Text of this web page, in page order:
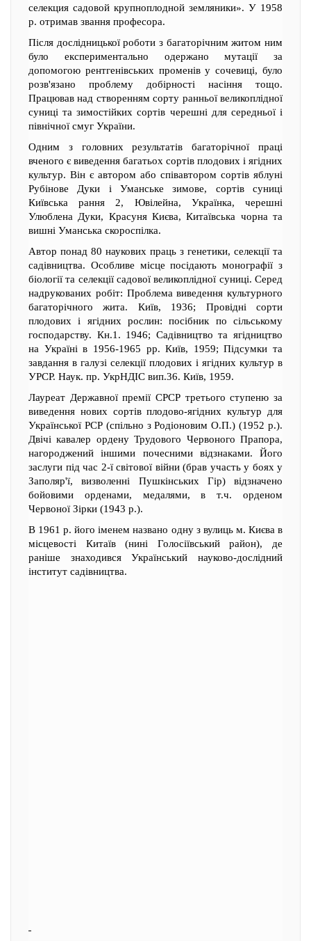
селекция садовой крупноплодной земляники». У 1958
р. отримав звання професора.
Після дослідницької роботи з багаторічним житом ним
було експериментально одержано мутації за
допомогою рентгенівських променів у сочевиці, було
розв'язано проблему добірності насіння тощо.
Працював над створенням сорту ранньої великоплідної
суниці та зимостійких сортів черешні для середньої і
північної смуг України.
Одним з головних результатів багаторічної праці
вченого є виведення багатьох сортів плодових і ягідних
культур. Він є автором або співавтором сортів яблуні
Рубінове Дуки і Уманське зимове, сортів суниці
Київська рання 2, Ювілейна, Українка, черешні
Улюблена Дуки, Красуня Києва, Китаївська чорна та
вишні Уманська скороспілка.
Автор понад 80 наукових праць з генетики, селекції та
садівництва. Особливе місце посідають монографії з
біології та селекції садової великоплідної суниці. Серед
надрукованих робіт: Проблема виведення культурного
багаторічного жита. Київ, 1936; Провідні сорти
плодових і ягідних рослин: посібник по сільському
господарству. Кн.1. 1946; Садівництво та ягідництво
на Україні в 1956-1965 рр. Київ, 1959; Підсумки та
завдання в галузі селекції плодових і ягідних культур в
УРСР. Наук. пр. УкрНДІС вип.36. Київ, 1959.
Лауреат Державної премії СРСР третього ступеню за
виведення нових сортів плодово-ягідних культур для
Української РСР (спільно з Родіоновим О.П.) (1952 р.).
Двічі кавалер ордену Трудового Червоного Прапора,
нагороджений іншими почесними відзнаками. Його
заслуги під час 2-ї світової війни (брав участь у боях у
Заполяр'ї, визволенні Пушкінських Гір) відзначено
бойовими орденами, медалями, в т.ч. орденом
Червоної Зірки (1943 р.).
В 1961 р. його іменем названо одну з вулиць м. Києва в
місцевості Китаїв (нині Голосіївський район), де
раніше знаходився Український науково-дослідний
інститут садівництва.